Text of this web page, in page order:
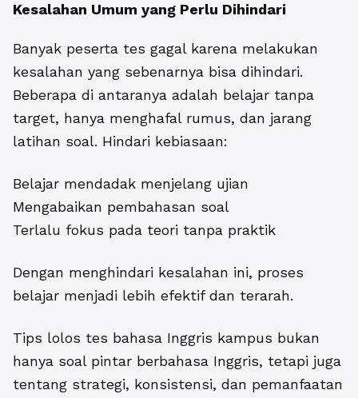
Kesalahan Umum yang Perlu Dihindari
Banyak peserta tes gagal karena melakukan
kesalahan yang sebenarnya bisa dihindari.
Beberapa di antaranya adalah belajar tanpa
target, hanya menghafal rumus, dan jarang
latihan soal. Hindari kebiasaan:
Belajar mendadak menjelang ujian
Mengabaikan pembahasan soal
Terlalu fokus pada teori tanpa praktik
Dengan menghindari kesalahan ini, proses
belajar menjadi lebih efektif dan terarah.
Tips lolos tes bahasa Inggris kampus bukan
hanya soal pintar berbahasa Inggris, tetapi juga
tentang strategi, konsistensi, dan pemanfaatan